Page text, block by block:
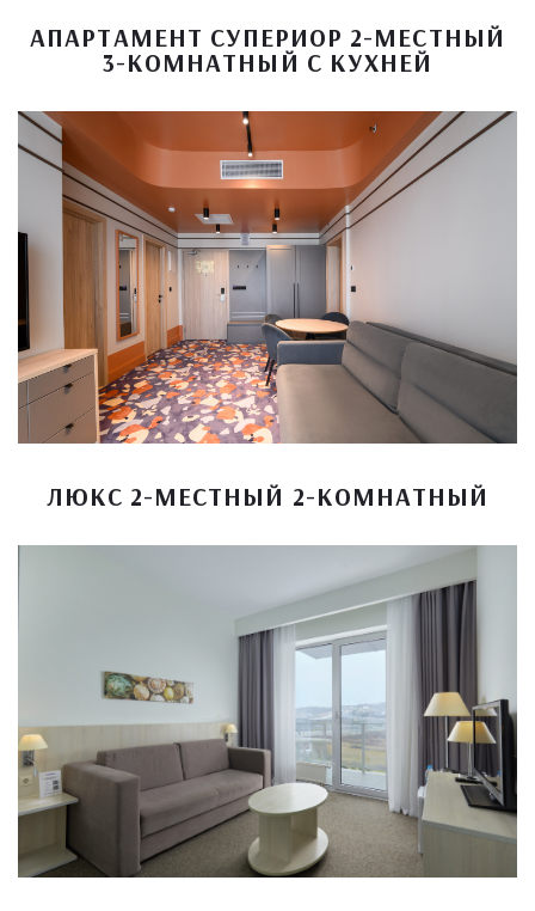
АПАРТАМЕНТ СУПЕРИОР 2-МЕСТНЫЙ
3-КОМНАТНЫЙ С КУХНЕЙ
ЛЮКС 2-МЕСТНЫЙ 2-КОМНАТНЫЙ